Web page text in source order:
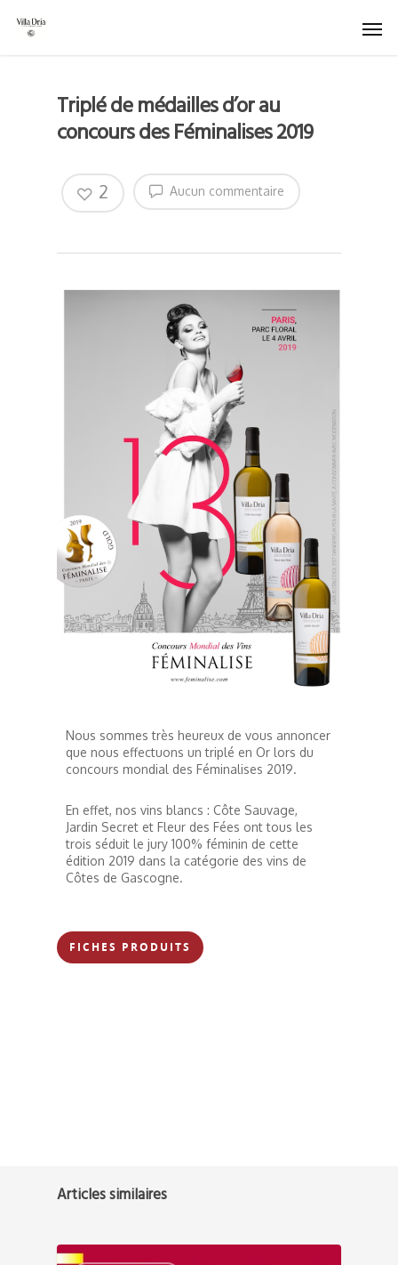
Triplé de médailles d’or au
concours des Féminalises 2019
Aucun commentaire
2
Nous sommes très heureux de vous annoncer
que nous effectuons un triplé en Or lors du
concours mondial des Féminalises 2019.
En effet, nos vins blancs : Côte Sauvage,
Jardin Secret et Fleur des Fées ont tous les
trois séduit le jury 100% féminin de cette
édition 2019 dans la catégorie des vins de
Côtes de Gascogne.
FICHES PRODUITS
Articles similaires